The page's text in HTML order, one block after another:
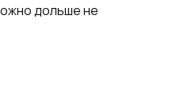
дольше не